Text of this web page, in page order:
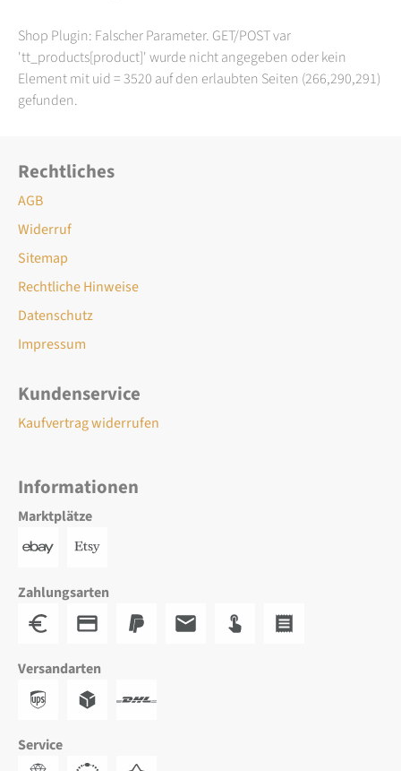
Shop Plugin: Falscher Parameter. GET/POST var
'tt_products[product]' wurde nicht angegeben oder kein
Element mit uid = 3520 auf den erlaubten Seiten (266,290,291)
gefunden.
Rechtliches
AGB
Widerruf
Sitemap
Rechtliche Hinweise
Datenschutz
Impressum
Kundenservice
Kaufvertrag widerrufen
Informationen
Marktplätze
Zahlungsarten
Versandarten
Service